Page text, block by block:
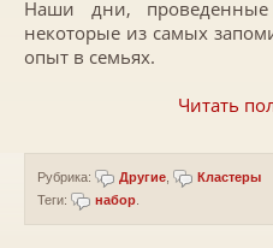
Наши дни,
некоторые из самых
опыт в семьях.
Читать
Рубрика: Другие
Кластеры
Теги:
набор